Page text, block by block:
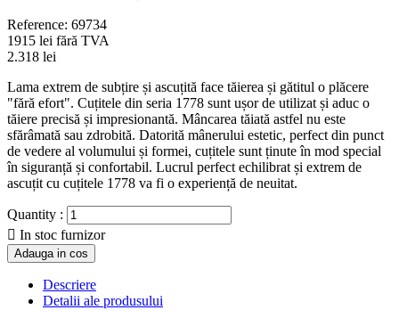
Reference: 69734
1915 lei fără TVA
2.318 lei
Lama extrem de subțire și ascuțită face tăierea și gătitul o plăcere
"fără efort". Cuțitele din seria 1778 sunt ușor de utilizat și aduc o
tăiere precisă și impresionantă. Mâncarea tăiată astfel nu este
sfărâmată sau zdrobită. Datorită mânerului estetic, perfect din punct
de vedere al volumului și formei, cuțitele sunt ținute în mod special
în siguranță și confortabil. Lucrul perfect echilibrat și extrem de
ascuțit cu cuțitele 1778 va fi o experiență de neuitat.
Quantity :
 In stoc furnizor
Adauga in cos
Descriere
Detalii ale produsului